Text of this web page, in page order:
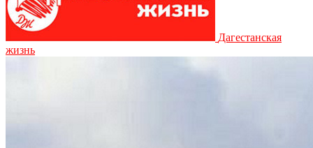
Дагестанская
жизнь